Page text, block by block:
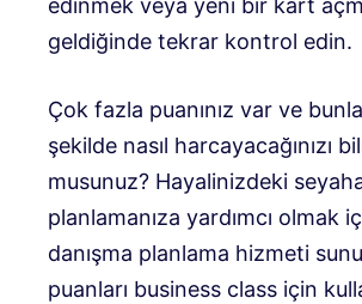
edinmek veya yeni bir kart
geldiğinde tekrar kontrol edin.
Çok fazla puanınız var ve
şekilde nasıl harcayacağınızı
musunuz? Hayalinizdeki
planlamanıza yardımcı olmak
danışma planlama hizmeti
puanları business class için